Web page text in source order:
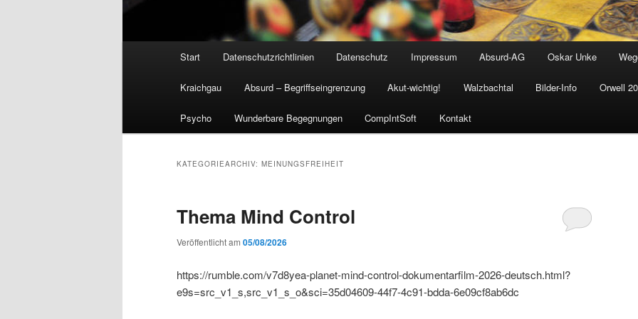
Start Datenschutzrichtlinien Datenschutz Impressum Absurd-AG Oskar Unke
Kraichgau Absurd – Begriffseingrenzung Akut-wichtig! Walzbachtal Bilder-Info Orwell
Psycho Wunderbare Begegnungen CompIntSoft Kontakt
KATEGORIEARCHIV: MEINUNGSFREIHEIT
Thema Mind Control
Veröffentlicht am 05/08/2026
https://rumble.com/v7d8yea-planet-mind-control-dokumentarfilm-2026-deutsch.html?
e9s=src_v1_s,src_v1_s_o&sci=35d04609-44f7-4c91-bdda-6e09cf8ab6dc